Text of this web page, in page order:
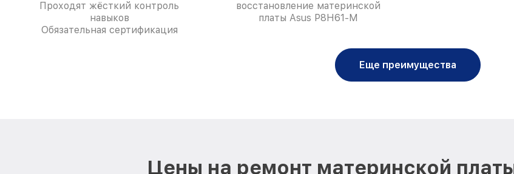
Проходят жёсткий контроль
навыков
Обязательная сертификация
восстановление материнской
платы Asus P8H61-M
Еще преимущества
Цены на ремонт материнской